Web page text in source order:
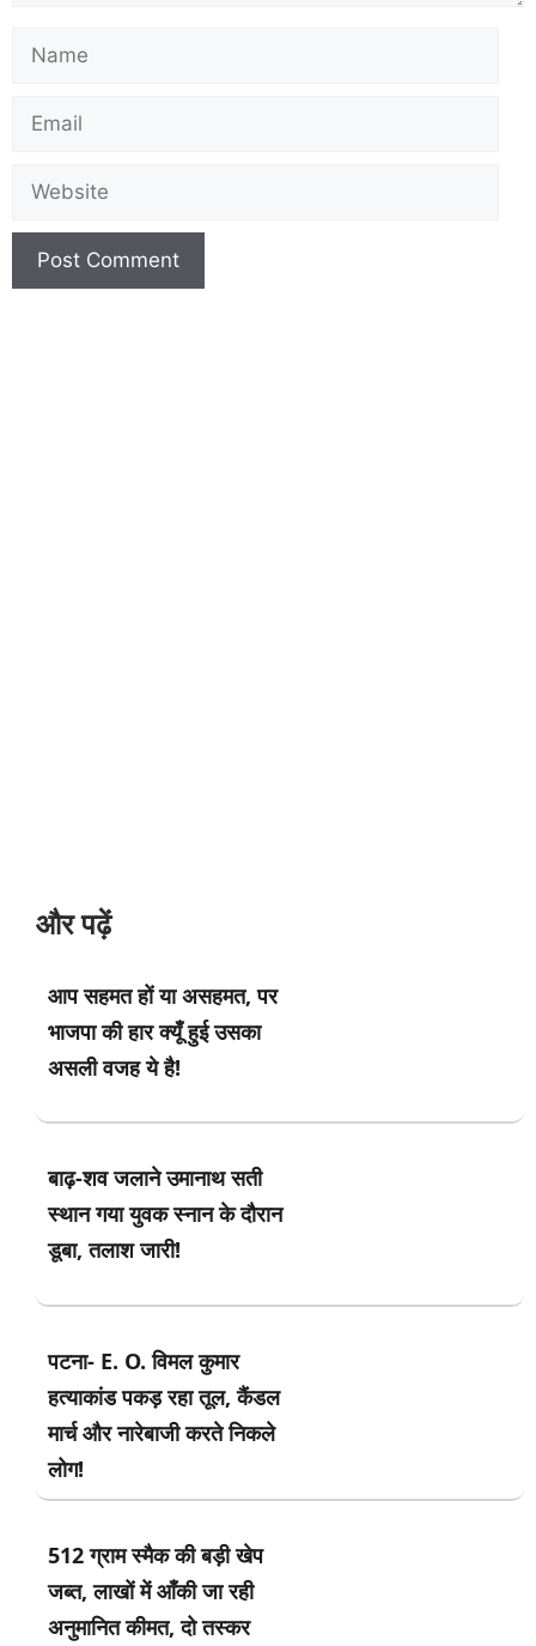
और पढ़ें
आप सहमत हों या असहमत, पर
भाजपा की हार क्यूँ हुई उसका
असली वजह ये है!
बाढ़-शव जलाने उमानाथ सती
स्थान गया युवक स्नान के दौरान
डूबा, तलाश जारी!
पटना- E. O. विमल कुमार
हत्याकांड पकड़ रहा तूल, कैंडल
मार्च और नारेबाजी करते निकले
लोग!
512 ग्राम स्मैक की बड़ी खेप
जब्त, लाखों में आँकी जा रही
अनुमानित कीमत, दो तस्कर